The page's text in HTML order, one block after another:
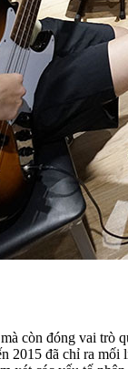
còn đóng vai trò
2015 đã chỉ ra